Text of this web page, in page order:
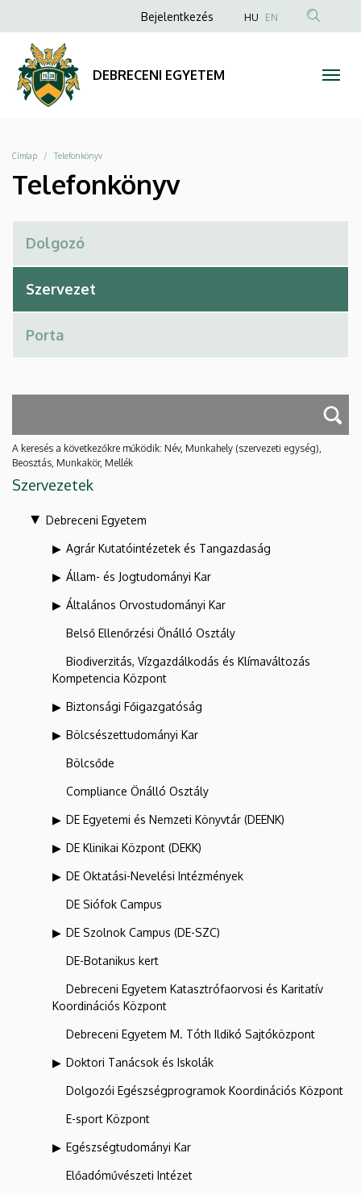
Telefonkönyv
DEBRECENI
EGYETEM
a
tartalomra
Anonim
menüje
Bejelentkezés HU EN
DEBRECENI EGYETEM
Morzsa
Címlap Telefonkönyv
Telefonkönyv
A keresés a következőkre működik: Név, Munkahely (szervezeti egység),
Beosztás, Munkakör, Mellék
Szervezetek
Debreceni Egyetem
Agrár Kutatóintézetek és Tangazdaság
Állam- és Jogtudományi Kar
Általános Orvostudományi Kar
Belső Ellenőrzési Önálló Osztály
Biodiverzitás, Vízgazdálkodás és Klímaváltozás
Kompetencia Központ
Biztonsági Főigazgatóság
Bölcsészettudományi Kar
Bölcsőde
Compliance Önálló Osztály
DE Egyetemi és Nemzeti Könyvtár (DEENK)
DE Klinikai Központ (DEKK)
DE Oktatási-Nevelési Intézmények
DE Siófok Campus
DE Szolnok Campus (DE-SZC)
DE-Botanikus kert
Debreceni Egyetem Katasztrófaorvosi és Karitatív
Koordinációs Központ
Debreceni Egyetem M. Tóth Ildikó Sajtóközpont
Doktori Tanácsok és Iskolák
Dolgozói Egészségprogramok Koordinációs Központ
E-sport Központ
Egészségtudományi Kar
Előadóművészeti Intézet